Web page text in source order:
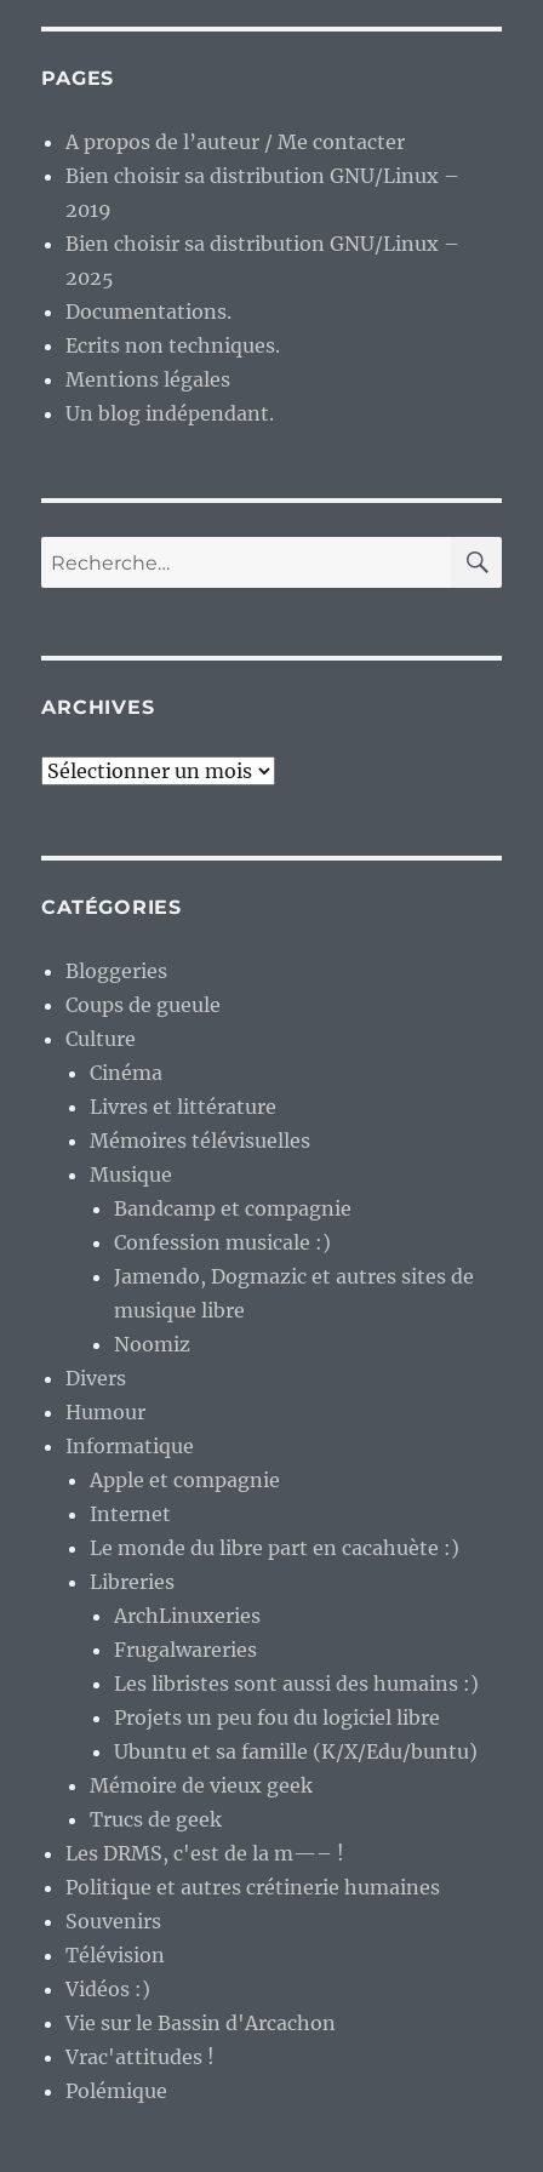
PAGES
A propos de l’auteur / Me contacter
Bien choisir sa distribution GNU/Linux –
2019
Bien choisir sa distribution GNU/Linux –
2025
Documentations.
Ecrits non techniques.
Mentions légales
Un blog indépendant.
Recherche
pour :
ARCHIVES
Archives
CATÉGORIES
Bloggeries
Coups de gueule
Culture
Cinéma
Livres et littérature
Mémoires télévisuelles
Musique
Bandcamp et compagnie
Confession musicale :)
Jamendo, Dogmazic et autres sites de
musique libre
Noomiz
Divers
Humour
Informatique
Apple et compagnie
Internet
Le monde du libre part en cacahuète :)
Libreries
ArchLinuxeries
Frugalwareries
Les libristes sont aussi des humains :)
Projets un peu fou du logiciel libre
Ubuntu et sa famille (K/X/Edu/buntu)
Mémoire de vieux geek
Trucs de geek
Les DRMS, c'est de la m—– !
Politique et autres crétinerie humaines
Souvenirs
Télévision
Vidéos :)
Vie sur le Bassin d'Arcachon
Vrac'attitudes !
Polémique